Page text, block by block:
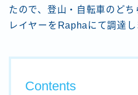
たので、登山・自転車のど
レイヤーをRaphaにて調達し
Contents